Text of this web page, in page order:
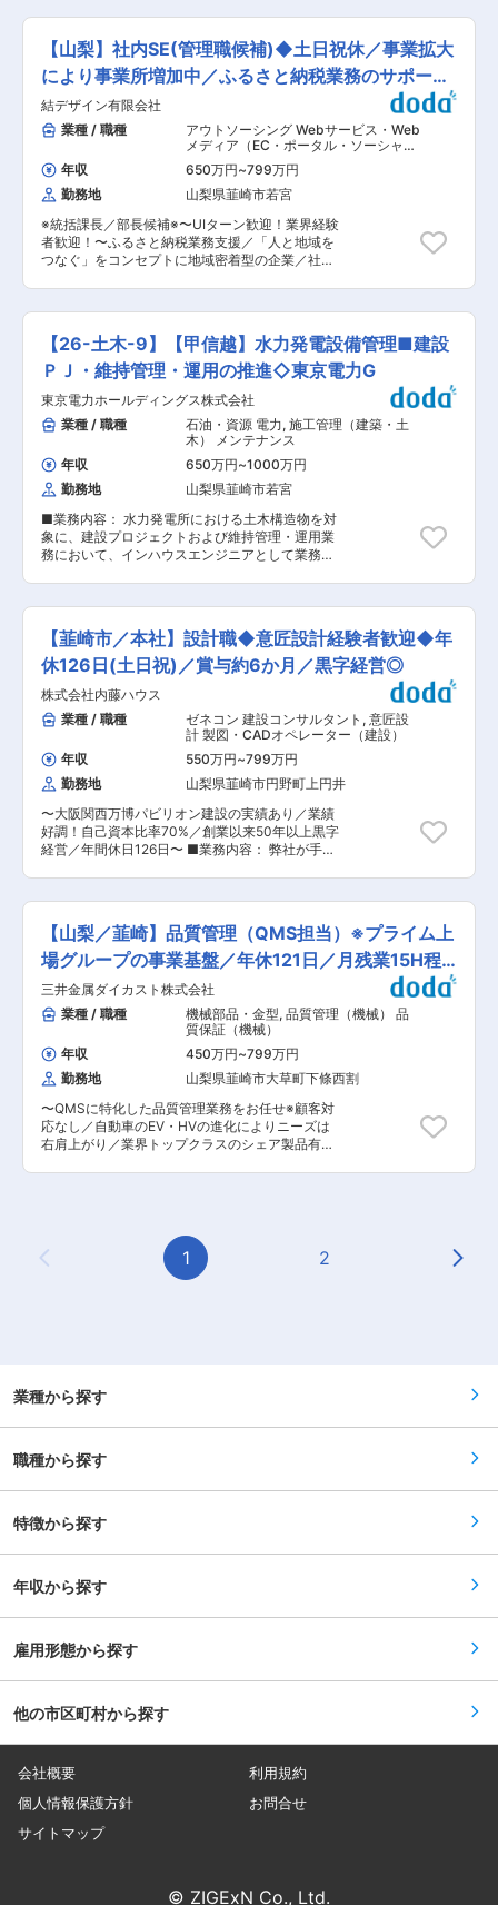
年間の一例》 実務経験を積むことからスタート
▼ 実務と並行し国家資格『高圧ガス製造保安責
任者丙種化学（特別）』を取得 ▼ 『保安係
員』選任資格を取得 ▼ 独り立ち ■将来のキャ
リアパス ＼専門性と可能性を広げられる環境／
まずは設備管理として経験を積むことからスター
ト。 将来的には工場長など、ガスのプロフェッシ
ョナルを目指せます◎ また、希望や適性に応じて
営業職や技術職など、幅広いキャリアに挑戦可能
です。 資格取得支援を通してスキルUP↑↑ 《取
得例》 ■危険物取扱者 乙3類、4類 ■高圧ガス販
売主任者（第一種、第二種） ■高圧ガス製造保安
責任者（機械、化学） 実務を通して学びながら資
長できます。 将来も役立つ“一生モノのスキル”を
身につけられる仕事です。。 変更の範囲：会社の
ずはCADオペレーターとして設計の基礎となる簡
単な設計からお任せいたします。 将来的には下記
のような設計業務をお任せいたします。 ■職務詳
細 ・半導体製造装置の機構設計（搬送系、真空機
構、駆動機構など） ・新規装置開発における構想
設計・仕様検討 ・3D CADを用いた詳細設計
（SolidWorks／Creo等） ・強度・熱・振動など
の解析および設計最適化 ・試作機の評価・検証お
よび設計フィードバック ・装置の信頼性・耐久性
向上に向けた改善活動 ・コストダウンおよび量産
性を考慮した設計（VA/VE） ・製造部門・サプラ
イヤーとの技術連携／折衝 ・不具合発生時の原因
解析および再発防止策の立案 ・次世代装置に向け
た新技術の検討・導入 ■キャリアップできる案件
数 同社は創業50年以上の長い歴史があり、お客
様との関係性も良好に築いてきたことから、お取
大手企業の元で最先端技術を学べる為、スキルア
ップに適した環境を整備しています。 ■組織構成
リーダー：40代女性1名 メンバー：40代男性2
名・20代男性2名 ■トップダウン的な異動は過去
なし 同社は業界トップクラスの案件数を保有して
いることから、 エンジニアが嫌がる異動はいたし
ません。 あくまでもエンジニアファーストを念頭
に、希望勤務地からキャリアアップに向けたアサ
インをしています。 ■評価制度明確 同社は評価
制度にポイント制を導入しております。 何をした
ら、何点、何点に達したら昇格・昇給 のようなイ
メージで、勤務年数に関わらず、頑張りを定量で
評価する制度が 整っております。 ■キャリアサ
ャリアサポーターが社内で1名つきます。 キャリ
アや仕事の悩みはいつでも相談できる体制が整っ
【山梨】社内SE(管理職候補)◆土日祝休／事業拡大
により事業所増加中／ふるさと納税業務のサポート
企業
結デザイン有限会社
業種 / 職種
アウトソーシング Webサービス・Web
メディア（EC・ポータル・ソーシャ
ル）, システム開発・運用（アプリ担
当） システム構築・運用（インフラ担
当）
年収 650万円~799万円
勤務地
山梨県韮崎市若宮
※統括課長／部長候補※〜UIターン歓迎！業界経験
者歓迎！〜ふるさと納税業務支援／「人と地域を
つなぐ」をコンセプトに地域密着型の企業／社内
ポートを提供している当社は、事業が年々拡大し
ています。組織体制の強化とさらなる事業拡大を
目指し、今回新たに管理職を募集いたします。地
域貢献をミッションとする当社で、その意義を実
感しながら働ける方をお待ちしています。 ■業務
内容： あなたには、業務のシステム化とインフラ
整備を担当していただきます。社内のアドバイザ
ーとして、全体の生産性向上をミッションとし、
全国の支所運営をサポートするための仕組み作り
をリードしてください。 ■具体的な業務内容：
・社内インフラの整備および最適化 ・ポータルシ
ステムの運用保守 ※各自にノートパソコンとモニ
ターが貸与されます。 ■配属部署情報： ・情報
ソリューション部（5名） 管理職として、社内の
アドバイザー的役割を担い、業務のシステム化や
インフラ整備を進めていただきます。組織全体の
す。 ■働き方および福利厚生： ◇残業について
ふるさと納税の特性上、11月から1月は繁忙期と
なり、残業や休日出勤が増える場合があります。
現在、業務効率化を進め、残業の削減に取り組ん
でいます。 ◇本社研修（本社勤務以外の場合） 1
ヶ月程度、島原本社での研修があり、その期間中
は社宅を利用いただけます。 ◇充実した福利厚生
服装や髪色の自由、書籍購入リクエスト制度、1
時間単位での有給取得が可能です。
【26-土木-9】【甲信越】水力発電設備管理■建設
ＰＪ・維持管理・運用の推進◇東京電力G
東京電力ホールディングス株式会社
業種 / 職種
石油・資源 電力, 施工管理（建築・土
木） メンテナンス
年収
650万円~1000万円
勤務地
山梨県韮崎市若宮
■業務内容： 水力発電所における土木構造物を対
象に、建設プロジェクトおよび維持管理・運用業
務において、インハウスエンジニアとして業務を
健全性確保と計画的な更新・維持管理が不可欠で
す。 本ポジションでは、発注者側の立場から、ご
経験・専門性を踏まえた役割に応じ、設備のライ
フサイクル全体に関わる、計画・設計、積算、工
事監理、維持管理・運用に関わる業務を推進して
いただきます。 関係部署や協力会社と連携しなが
ら、専門性を活かした技術検討・判断を通じて、
水力発電設備の安全性・信頼性向上と安定運用を
支える役割を担っていただきます。 【具体的な業
務内容】 ・水力発電所土木構造物に関する調査お
よび計画立案 ・土木構造物の設計業務 （構造
設計、工事設計を含む） ・積算および工事監理
・設備の保守管理、運用に関する技術的検討・改
善 【主な対象構造物】 ・ダム ・水路 ・水圧管路
・サージタンク ・ゲート機器類 等 ■期待される
役割： ・土木関係業務の経験や専門性を活かし、
研修を通じて、数年目途で担当者として当社の土
木業務に係わる基礎的な経験や知識を習得し職場
の中核として業務を推進できる土木技術者とな
り、マネジメント経験を積んだ上で、ひいては組
織全体をリードする役割で力を発揮いただくこと
を期待しています。 ■やりがい： 東京電力グル
ープの土木部門では、発電所建設や地中送電工事
など大規模案件に携わり、調査・設計から保守運
用まで設備のライフサイクル全体に関与できま
す。多様な技術者と切磋琢磨しながら技術力を高
め、カーボンニュートラルや防災、福島復興に貢
献するやりがいある環境です。 ■組織構成 水力
発電第一線職場土木部門：約200人 年齢構成 50
程度 20代：60名程度 10代：10名程度 変更の範
【韮崎市／本社】設計職◆意匠設計経験者歓迎◆年
休126日(土日祝)／賞与約6か月／黒字経営◎
株式会社内藤ハウス
業種 / 職種
ゼネコン 建設コンサルタント , 意匠設
計 製図・CADオペレーター（建設）
年収
550万円~799万円
勤務地
山梨県韮崎市円野町上円井
〜大阪関西万博パビリオン建設の実績あり／業績
好調！自己資本比率70%／創業以来50年以上黒字
経営／年間休日126日〜 ■業務内容： 弊社が手掛
公庁施設になります。 商品規格を習得しながら実
案件の作図メインに業務を行い、並行して各種打
合せ、現地調査、法規確認、各種申請業務、検査
含む監理等、一通りの設計業務を行っていきま
す。 ※お客様は法人となるため土日の打ち合わせ
はございません。 ※業務を通じて建築士資格取得
のサポートも行います。 ※使用するCADは
「JW_CAD」がメインです。 ■一日の流れ
（例）： ・午前中：作図・施主打合せ・社内ミー
ティング・調査関係等 ・午後：図面作成 ・夕
方：案件整理やスケジュールチェック ■魅力ポイ
ント： ・専門スキルを身に着けられる環境 弊社
は鉄骨造に特化しており、特に軽量鉄骨構造、シ
ステム建築については多くの知見を保有していま
すが、物置からビル建築まで多種多様な用途の建
物を取り扱っていることから、幅広い設計スキル
5％（2023年実績）／賞与 年2回（7・12月）約
6カ月分（過去実績）と収入も安定しておりま
を得られやすい環境です。具体的には、顧客要望
社内共有し、表彰する文化があります。 ・プレハ
ブのシステム建築の強みを生かし、大規模災害時
の応急仮設住宅の提供でこれまで4,240戸の仮設
活できる環境づくりにも取り組んでいます。 変更
【山梨／韮崎】品質管理（QMS担当）※プライム上
場グループの事業基盤／年休121日／月残業15H程
度
三井金属ダイカスト株式会社
業種 / 職種
機械部品・金型, 品質管理（機械） 品
質保証（機械）
年収
450万円~799万円
勤務地
山梨県韮崎市大草町下條西割
〜QMSに特化した品質管理業務をお任せ※顧客対
応なし／自動車のEV・HVの進化によりニーズは
右肩上がり／業界トップクラスのシェア製品有！
専任者としてご活躍いただける方を募集します。
■業務概要： 東証プライム上場の三井金属鉱業グ
ループであり、アルミダイカスト・粉末冶金メー
質保証統括部門は社長直下型の組織であるため、
裁量権が大きく、規定類改廃し、現場に浸透させ
ていく業務となります。 ・基本的に転勤はありま
ただくことがあります。 ■キャリアパス： 基本
標管理）は整っており、年齢・経験に応じて、昇
給・昇格を実現いただけます。 ■配属先情報：
品質保証統括部門（全19名）内、品質管理部（全
長が兼務しているため、部長（50代）と連携しな
会社のダイカスト事業の会社分割により設立され
ました。特に当社の強みとなる薄肉鋳造技術と金
型設計から表面処理工程までを一貫生産できるこ
トシンクで業界トップクラスのシェアを獲得して
Previous Page
1 2
業種から探す
職種から探す
特徴から探す
年収から探す
雇用形態から探す
他の市区町村から探す
会社概要
利用規約
個人情報保護方針
お問合せ
サイトマップ
© ZIGExN Co., Ltd.